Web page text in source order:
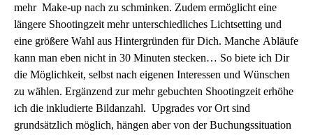
mehr Make-up nach zu schminken. Zudem ermöglicht eine
längere Shootingzeit mehr unterschiedliches Lichtsetting und
eine größere Wahl aus Hintergründen für Dich. Manche Abläufe
kann man eben nicht in 30 Minuten stecken… So biete ich Dir
die Möglichkeit, selbst nach eigenen Interessen und Wünschen
zu wählen. Ergänzend zur mehr gebuchten Shootingzeit erhöhe
ich die inkludierte Bildanzahl. Upgrades vor Ort sind
grundsätzlich möglich, hängen aber von der Buchungssituation